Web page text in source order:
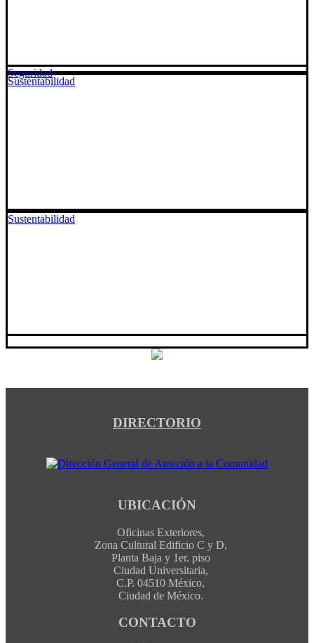
Sustentabilidad
Sustentabilidad
Seguridad
DIRECTORIO
UBICACIÓN
Oficinas Exteriores,
Zona Cultural Edificio C y D,
Planta Baja y 1er. piso
Ciudad Universitaria,
C.P. 04510 México,
Ciudad de México.
CONTACTO